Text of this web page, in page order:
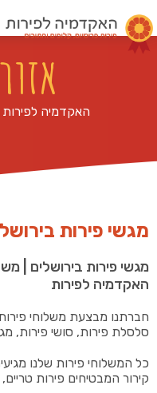
האקדמיה לפירות
מגשי פירות
מגשי פירות בירושלים |
האקדמיה לפירות
חברתנו מבצעת משלוחי
סלסלת פירות, סושי פירות,
כל המשלוחי פירות שלנו
קירור המבטיחים פירות טריים,